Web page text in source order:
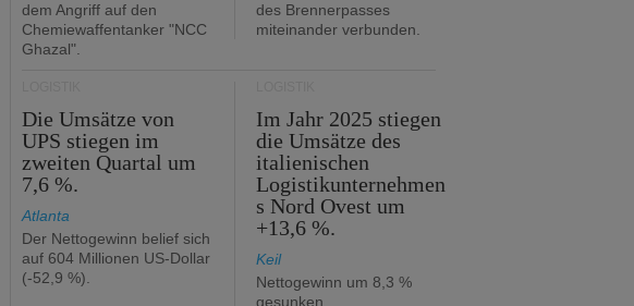
dem Angriff auf den
Chemiewaffentanker "NCC
Ghazal".
des Brennerpasses
miteinander verbunden.
Die Umsätze von
UPS stiegen im
zweiten Quartal um
7,6 %.
Atlanta
Der Nettogewinn belief sich
auf 604 Millionen US-Dollar
(-52,9 %).
Im Jahr 2025 stiegen
die Umsätze des
italienischen
Logistikunternehmen
s Nord Ovest um
+13,6 %.
Keil
Nettogewinn um 8,3 %
gesunken